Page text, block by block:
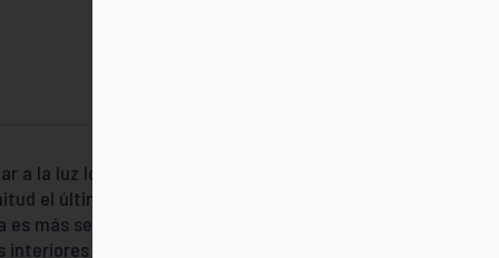
a la luz los valores humanos,
el último viaje, del tiempo a la
más ser fármacos que administrar
del que está a punto de